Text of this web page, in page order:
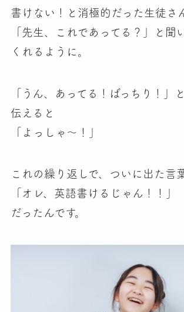
書けない！と消極的だった生徒さ
「先生、これであってる？」と聞
くれるように。
「うん、あってる！ばっちり！」と
伝えると
「よっしゃ～！」
これの繰り返しで、ついに出た言
「オレ、英語書けるじゃん！！」
だったんです。